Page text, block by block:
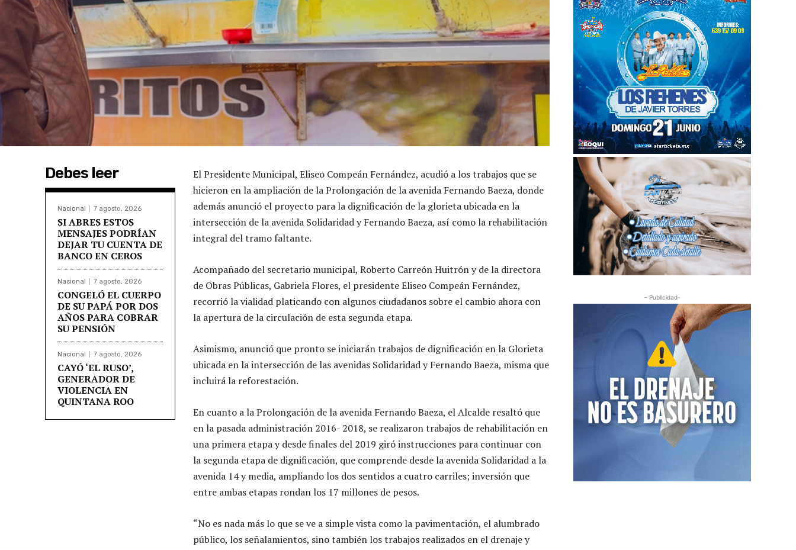
Debes leer
Nacional 7 agosto, 2026
SI ABRES ESTOS
MENSAJES PODRÍAN
DEJAR TU CUENTA DE
BANCO EN CEROS
Nacional 7 agosto, 2026
CONGELÓ EL CUERPO
DE SU PAPÁ POR DOS
AÑOS PARA COBRAR
SU PENSIÓN
Nacional 7 agosto, 2026
CAYÓ ‘EL RUSO’,
GENERADOR DE
VIOLENCIA EN
QUINTANA ROO
El Presidente Municipal, Eliseo Compeán Fernández, acudió a los trabajos que se
hicieron en la ampliación de la Prolongación de la avenida Fernando Baeza, donde
además anunció el proyecto para la dignificación de la glorieta ubicada en la
intersección de la avenida Solidaridad y Fernando Baeza, así como la rehabilitación
integral del tramo faltante.
Acompañado del secretario municipal, Roberto Carreón Huitrón y de la directora
de Obras Públicas, Gabriela Flores, el presidente Eliseo Compeán Fernández,
recorrió la vialidad platicando con algunos ciudadanos sobre el cambio ahora con
la apertura de la circulación de esta segunda etapa.
Asimismo, anunció que pronto se iniciarán trabajos de dignificación en la Glorieta
ubicada en la intersección de las avenidas Solidaridad y Fernando Baeza, misma que
incluirá la reforestación.
En cuanto a la Prolongación de la avenida Fernando Baeza, el Alcalde resaltó que
en la pasada administración 2016- 2018, se realizaron trabajos de rehabilitación en
una primera etapa y desde finales del 2019 giró instrucciones para continuar con
la segunda etapa de dignificación, que comprende desde la avenida Solidaridad a la
avenida 14 y media, ampliando los dos sentidos a cuatro carriles; inversión que
entre ambas etapas rondan los 17 millones de pesos.
“No es nada más lo que se ve a simple vista como la pavimentación, el alumbrado
público, los señalamientos, sino también los trabajos realizados en el drenaje y
- Publicidad-